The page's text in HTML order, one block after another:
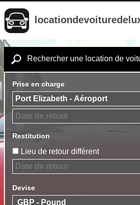
Rechercher une location de
Prise en charge
Restitution
Lieu de retour différent
Devise